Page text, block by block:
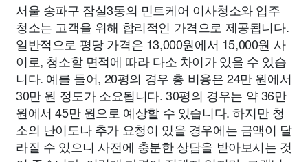
서울 송파구 잠실3동의 민트케어 이사청소와 입주
청소는 고객을 위해 합리적인 가격으로 제공됩니다.
일반적으로 평당 가격은 13,000원에서 15,000원 사
이로, 청소할 면적에 따라 다소 차이가 있을 수 있습
니다. 예를 들어, 20평의 경우 총 비용은 24만 원에서
30만 원 정도가 소요됩니다. 30평의 경우는 약 36만
원에서 45만 원으로 예상할 수 있습니다. 하지만 청
소의 난이도나 추가 요청이 있을 경우에는 금액이 달
라질 수 있으니 사전에 충분한 상담을 받아보시는 것